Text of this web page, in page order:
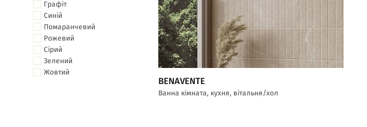
Графіт
Синій
Помаранчевий
Рожевий
Сірий
Зелений
Жовтий
BENAVENTE
Ванна кімната, кухня, вітальня/хол